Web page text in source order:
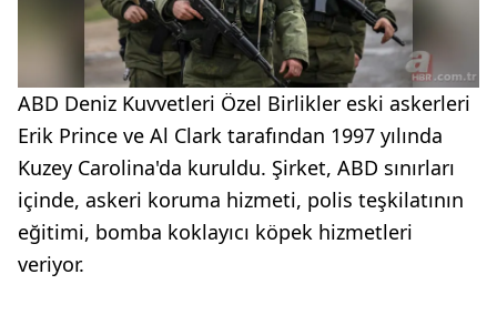
ABD Deniz Kuvvetleri Özel Birlikler eski askerleri
Erik Prince ve Al Clark tarafından 1997 yılında
Kuzey Carolina'da kuruldu. Şirket, ABD sınırları
içinde, askeri koruma hizmeti, polis teşkilatının
eğitimi, bomba koklayıcı köpek hizmetleri
veriyor.